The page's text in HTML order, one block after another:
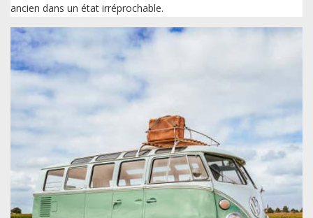
ancien dans un état irréprochable.